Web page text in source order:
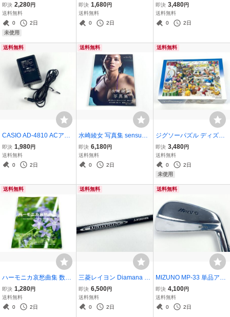
O 1.3GB Windows formatt
ed MOディスク 2枚セッ
ト 未開封
即決 2,280円
送料無料
0
2日
未使用
CSE2 ソニー 通電確認済
み
即決 1,680円
送料無料
0
2日
ドカバー SQUIRREL 3W
5W
即決 3,480円
送料無料
0
2日
送料無料
CASIO AD-4810 ACアダ
プター カシオ 通電確認済
み
即決 1,980円
送料無料
0
2日
送料無料
水崎綾女 写真集 sensuall
y KOBUNSHA 三宮幹史
初版
即決 6,180円
送料無料
0
2日
送料無料
ジグソーパズル ディズニ
ー パーティーグッズ ショ
ップ 300ピース
即決 3,480円
送料無料
0
2日
未使用
送料無料
ハーモニカ哀愁曲集 数々
の名曲を収録した、間中
勘のハーモニカ独奏曲集
楽譜
即決 1,280円
送料無料
0
2日
送料無料
三菱レイヨン Diamana a
hina 72 Low Mid ディアマ
ナ フレックス S ゴルフ シ
ャフト タイトリスト スリ
即決 6,500円
送料無料
0
2日
送料無料
MIZUNO MP-33 単品アイ
アン 4番 ミズノ ゴルフ ク
ラブ
即決 4,100円
送料無料
0
2日